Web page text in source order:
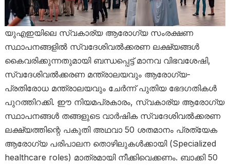
യുഎഇയിലെ സ്വകാര്യ ആരോഗ്യ സംരക്ഷണ
സ്ഥാപനങ്ങളിൽ സ്വദേശിവൽക്കരണ ലക്ഷ്യങ്ങൾ
കൈവരിക്കുന്നതുമായി ബന്ധപ്പെട്ട് മാനവ വിഭവശേഷി,
സ്വദേശിവൽക്കരണ മന്ത്രാലയവും ആരോഗ്യ-
പ്രതിരോധ മന്ത്രാലയവും ചേർന്ന് പുതിയ ഭേദഗതികൾ
പുറത്തിറക്കി. ഈ നിയമപ്രകാരം, സ്വകാര്യ ആരോഗ്യ
സ്ഥാപനങ്ങൾ തങ്ങളുടെ വാർഷിക സ്വദേശിവൽക്കരണ
ലക്ഷ്യത്തിന്റെ പകുതി അഥവാ 50 ശതമാനം പ്രത്യേക
ആരോഗ്യ പരിപാലന തൊഴിലുകൾക്കായി (Specialized
healthcare roles) മാത്രമായി നീക്കിവെക്കണം. ബാക്കി 50